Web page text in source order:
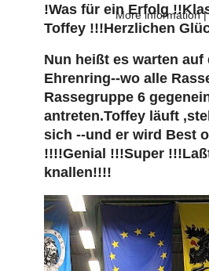
!Was für ein Erfolg
Toffey !!!Herzlichen
Nun heißt es warten auf
Ehrenring--wo alle
Rassegruppe 6
antreten.Toffey läuft
sich --und er wird Best
!!!!Genial !!!Super
knallen!!!!
More information|